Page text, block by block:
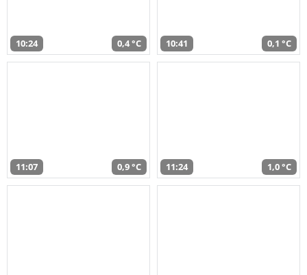
10:24 0,4 °C 10:41 0,1 °C
11:07 0,9 °C 11:24 1,0 °C